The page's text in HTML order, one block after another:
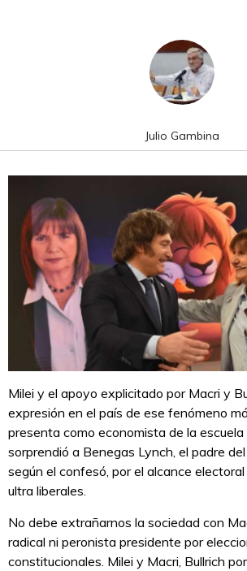
Julio Gambina
Milei y el apoyo explicitado por Macri y
expresión en el país de ese fenómeno
presenta como economista de la
sorprendió a Benegas Lynch, el padre del
según el confesó, por el alcance
ultra liberales.
No debe extrañarnos la sociedad con
radical ni peronista presidente por
constitucionales. Milei y Macri, Bullrich